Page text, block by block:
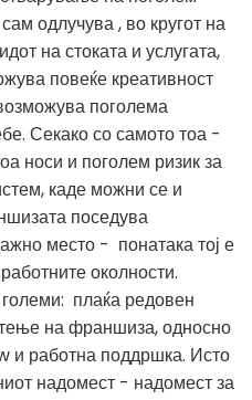
одлучува , во кругот на
на стоката и услугата,
повеќе креативност
поголема
Секако со самото тоа -
носи и поголем ризик за
каде можни се и
поседува
место - понатака тој е
околности.
плаќа редовен
на франшиза, односно
и работна поддршка. Исто
надомест - надомест за